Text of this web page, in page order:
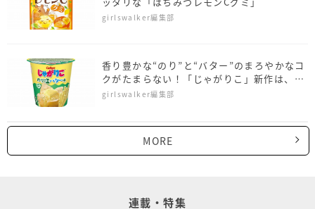
girlswalker編集部
香り豊かな“のり”と“バター”のまろやかなコ
クがたまらない！「じゃがりこ」新作は、の
り塩バター味
girlswalker編集部
MORE
連載・特集